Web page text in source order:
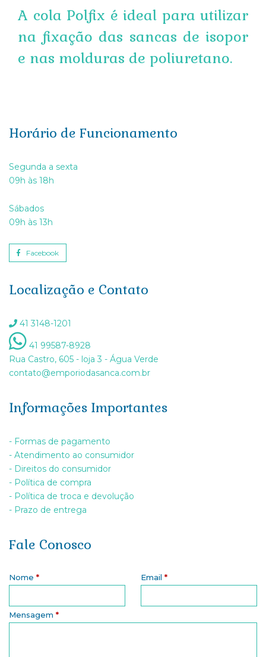
A cola Polfix é ideal para utilizar
na fixação das sancas de isopor
e nas molduras de poliuretano.
Horário de Funcionamento
Segunda a sexta
09h às 18h
Sábados
09h às 13h
Facebook
Localização e Contato
41 3148-1201
41 99587-8928
Rua Castro, 605 - loja 3 - Água Verde
contato@emporiodasanca.com.br
Informações Importantes
- Formas de pagamento
- Atendimento ao consumidor
- Direitos do consumidor
- Política de compra
- Política de troca e devolução
- Prazo de entrega
Fale Conosco
Nome * Email *
Mensagem *